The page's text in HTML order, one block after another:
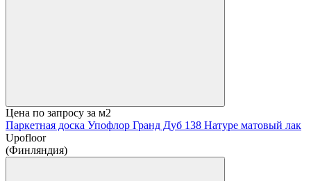
Цена по запросу за м2
Паркетная доска Упофлор Гранд Дуб 138 Натуре матовый лак
Upofloor
(Финляндия)